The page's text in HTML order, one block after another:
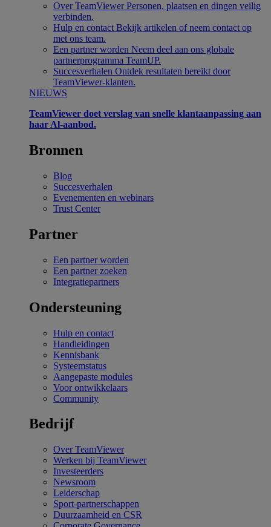
Over TeamViewer Personen, plaatsen en dingen veilig
verbinden.
Hulp en contact Bekijk artikelen of neem contact op
met ons team.
Een partner worden Neem deel aan ons globale
partnerprogramma TeamUP.
Succesverhalen Ontdek resultaten bereikt door
TeamViewer-klanten.
NIEUWS
TeamViewer doet verslag van snelle klantaanpassing aan
haar Al-aanbod.
Bronnen
Blog
Succesverhalen
Evenementen en webinars
Trust Center
Partner
Een partner worden
Een partner zoeken
Integratiepartners
Ondersteuning
Hulp en contact
Handleidingen
Kennisbank
Systeemstatus
Aangepaste modules
Voor ontwikkelaars
Community
Bedrijf
Over TeamViewer
Werken bij TeamViewer
Investeerders
Newsroom
Leiderschap
Sport-partnerschappen
Duurzaamheid en CSR